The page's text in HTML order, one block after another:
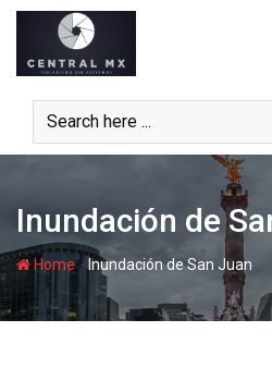
Skip
content
Inundación de
Home-Inundación de San Juan